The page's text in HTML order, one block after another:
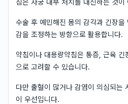
침은 자궁 내부 처치를 대신하는 것이
수술 후 예민해진 몸의 감각과 긴장을
감을 조정하는 방향으로 활용합니다.
약침이나 대용량약침은 통증, 근육 긴
으로 고려할 수 있습니다.
다만 출혈이 많거나 감염이 의심되는
이 우선입니다.